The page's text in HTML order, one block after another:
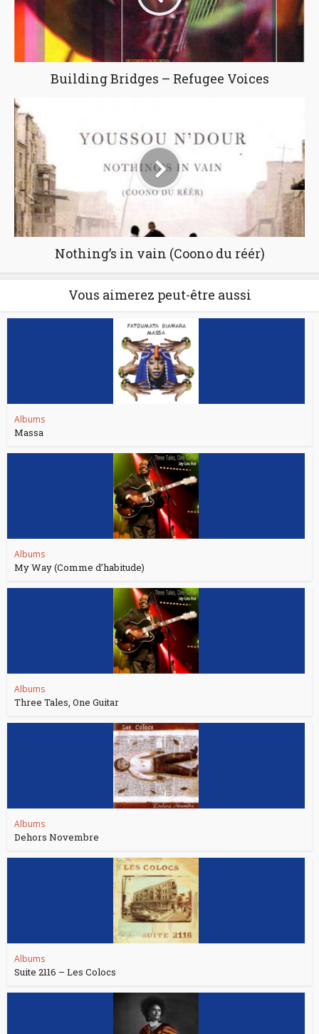
Building Bridges – Refugee Voices
Nothing’s in vain (Coono du réér)
Vous aimerez peut-être aussi
Albums
Massa
Albums
My Way (Comme d’habitude)
Albums
Three Tales, One Guitar
Albums
Dehors Novembre
Albums
Suite 2116 – Les Colocs